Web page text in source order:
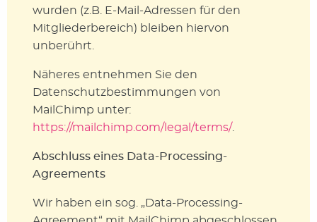
wurden (z.B. E-Mail-Adressen für den
Mitgliederbereich) bleiben hiervon
unberührt.
Näheres entnehmen Sie den
Datenschutzbestimmungen von
MailChimp unter:
https://mailchimp.com/legal/terms/.
Abschluss eines Data-Processing-
Agreements
Wir haben ein sog. „Data-Processing-